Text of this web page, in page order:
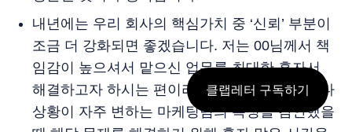
내년에는 우리 회사의 핵심가치 중 ‘신뢰’ 부분이
조금 더 강화되면 좋겠습니다. 저는 00님께서 책
임감이 높으셔서 맡으신 업무를 최대한 혼자서
해결하고자 하시는 편이라고 생각합니다. 그러나
상황이 자주 변하는 마케팅팀의 특성을 감안했을
클랩레터 구독하기